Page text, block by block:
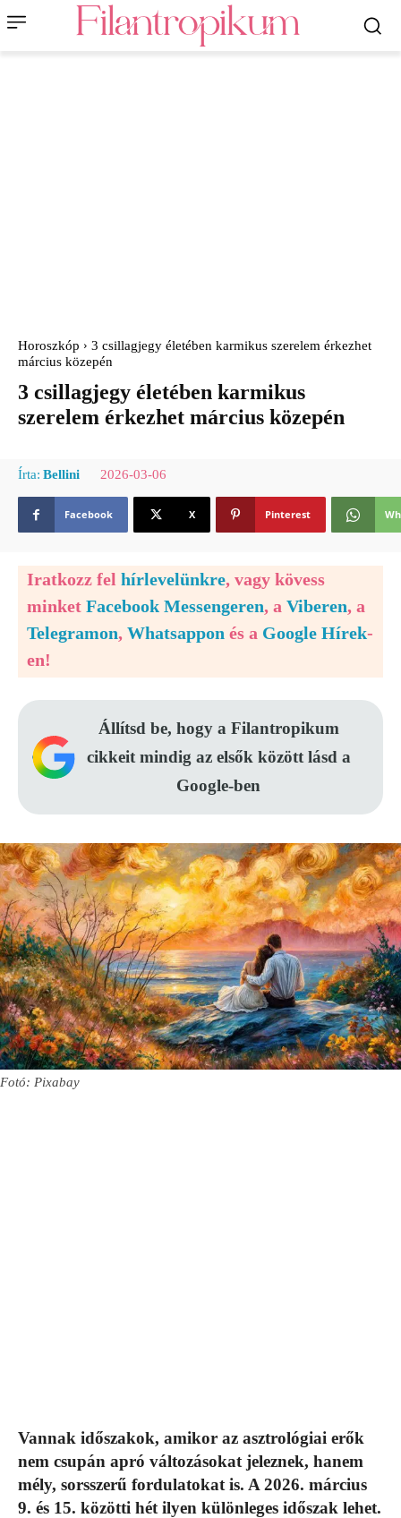
Horoszkóp
3 csillagjegy életében karmikus szerelem érkezhet
március közepén
3 csillagjegy életében karmikus
szerelem érkezhet március közepén
Írta: Bellini 2026-03-06
Facebook X Pinterest
Iratkozz fel hírlevelünkre, vagy kövess
minket Facebook Messengeren, a Viberen, a
Telegramon, Whatsappon és a Google Hírek-
en!
Állítsd be, hogy a Filantropikum
cikkeit mindig az elsők között lásd a
Google-ben
Fotó: Pixabay
Vannak időszakok, amikor az asztrológiai erők
nem csupán apró változásokat jeleznek, hanem
mély, sorsszerű fordulatokat is. A 2026. március
9. és 15. közötti hét ilyen különleges időszak lehet.